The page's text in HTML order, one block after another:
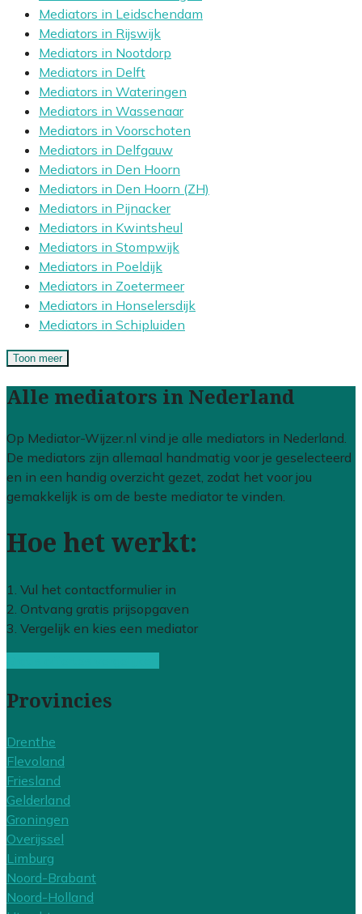
Mediators in Leidschendam
Mediators in Rijswijk
Mediators in Nootdorp
Mediators in Delft
Mediators in Wateringen
Mediators in Wassenaar
Mediators in Voorschoten
Mediators in Delfgauw
Mediators in Den Hoorn
Mediators in Den Hoorn (ZH)
Mediators in Pijnacker
Mediators in Kwintsheul
Mediators in Stompwijk
Mediators in Poeldijk
Mediators in Zoetermeer
Mediators in Honselersdijk
Mediators in Schipluiden
Toon meer
Alle mediators in Nederland
Op Mediator-Wijzer.nl vind je alle mediators in Nederland.
De mediators zijn allemaal handmatig voor je geselecteerd
en in een handig overzicht gezet, zodat het voor jou
gemakkelijk is om de beste mediator te vinden.
Hoe het werkt:
1. Vul het contactformulier in
2. Ontvang gratis prijsopgaven
3. Vergelijk en kies een mediator
Provincies
Drenthe
Flevoland
Friesland
Gelderland
Groningen
Overijssel
Limburg
Noord-Brabant
Noord-Holland